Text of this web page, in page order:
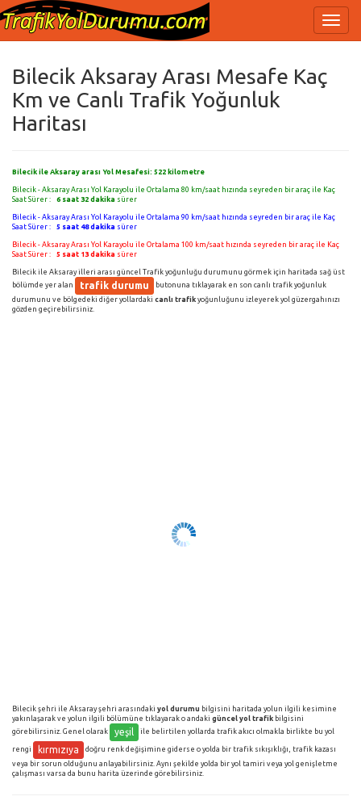
Bilecik Aksaray Arası Mesafe Kaç
Km ve Canlı Trafik Yoğunluk
Haritası
Bilecik ile Aksaray arası Yol Mesafesi: 522 kilometre
Bilecik - Aksaray Arası Yol Karayolu ile Ortalama 80 km/saat hızında seyreden bir araç ile Kaç
Saat Sürer :
6 saat 32 dakika sürer
Bilecik - Aksaray Arası Yol Karayolu ile Ortalama 90 km/saat hızında seyreden bir araç ile Kaç
Saat Sürer :
5 saat 48 dakika sürer
Bilecik - Aksaray Arası Yol Karayolu ile Ortalama 100 km/saat hızında seyreden bir araç ile Kaç
Saat Sürer :
5 saat 13 dakika sürer
Bilecik ile Aksaray illeri arası güncel Trafik yoğunluğu durumunu görmek için haritada sağ üst
bölümde yer alan
trafik durumu
butonuna tıklayarak en son canlı trafik yoğunluk
durumunu ve bölgedeki diğer yollardaki canlı trafik yoğunluğunu izleyerek yol güzergahınızı
gözden geçirebilirsiniz.
Bilecik şehri ile Aksaray şehri arasındaki yol durumu bilgisini haritada yolun ilgili kesimine
yakınlaşarak ve yolun ilgili bölümüne tıklayarak o andaki güncel yol trafik bilgisini
görebilirsiniz. Genel olarak
yeşil ile belirtilen yollarda trafik akıcı olmakla birlikte bu yol
rengi kırmızıya
doğru renk değişimine giderse o yolda bir trafik sıkışıklığı, trafik kazası
veya bir sorun olduğunu anlayabilirsiniz. Aynı şekilde yolda bir yol tamiri veya yol genişletme
çalışması varsa da bunu harita üzerinde görebilirsiniz.